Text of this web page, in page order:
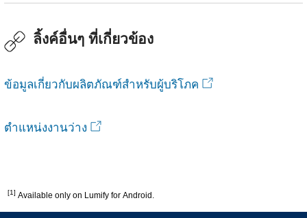
ลิ้งค์อื่นๆ ที่เกี่ยวข้อง
ข้อมูลเกี่ยวกับผลิตภัณฑ์สำหรับผู้บริโภค
ตำแหน่งงานว่าง
[1] Available only on Lumify for Android.